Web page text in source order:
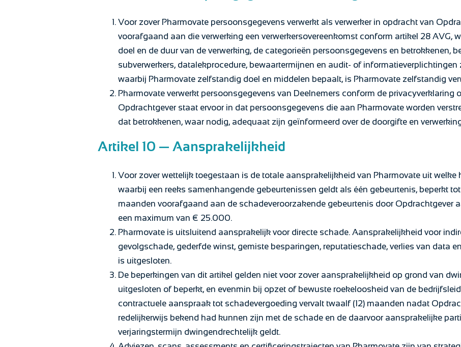
Voor zover Pharmovate persoonsgegevens verwerkt als verwerker in opdracht van
voorafgaand aan die verwerking een verwerkersovereenkomst conform artikel 28 AVG,
doel en de duur van de verwerking, de categorieën persoonsgegevens en betrokkenen,
subverwerkers, datalekprocedure, bewaartermijnen en audit- of informatieverplichtingen
waarbij Pharmovate zelfstandig doel en middelen bepaalt, is Pharmovate zelfstandig
Pharmovate verwerkt persoonsgegevens van Deelnemers conform de privacyverklaring
Opdrachtgever staat ervoor in dat persoonsgegevens die aan Pharmovate worden
dat betrokkenen, waar nodig, adequaat zijn geïnformeerd over de doorgifte en
Artikel 10 — Aansprakelijkheid
Voor zover wettelijk toegestaan is de totale aansprakelijkheid van Pharmovate uit welke
waarbij een reeks samenhangende gebeurtenissen geldt als één gebeurtenis, beperkt
maanden voorafgaand aan de schadeveroorzakende gebeurtenis door Opdrachtgever
een maximum van € 25.000.
Pharmovate is uitsluitend aansprakelijk voor directe schade. Aansprakelijkheid voor
gevolgschade, gederfde winst, gemiste besparingen, reputatieschade, verlies van data
is uitgesloten.
De beperkingen van dit artikel gelden niet voor zover aansprakelijkheid op grond van
uitgesloten of beperkt, en evenmin bij opzet of bewuste roekeloosheid van de
contractuele aanspraak tot schadevergoeding vervalt twaalf (12) maanden nadat
redelijkerwijs bekend had kunnen zijn met de schade en de daarvoor aansprakelijke
verjaringstermijn dwingendrechtelijk geldt.